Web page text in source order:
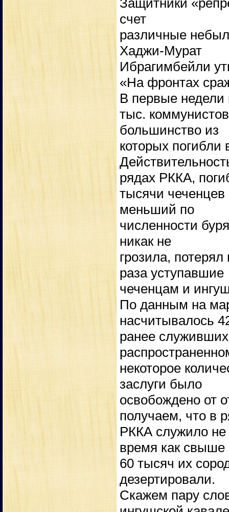
Защитники
счет
различные
Хаджи-Мурат
Ибрагимбейли
«На фронтах
В первые
тыс.
большинство из
которых погибли
рядах РККА,
тысячи
меньший по
численности
никак не
грозила,
раза уступавшие
чеченцам и
По данным на
насчитывалось
ранее
некоторое
заслуги было
освобождено от
получаем, что в
РККА служило не
время как свыше
60 тысяч их
дезертировали.
Скажем пару